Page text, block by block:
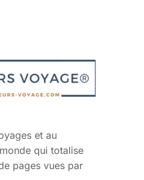
et au
qui totalise
pages vues par